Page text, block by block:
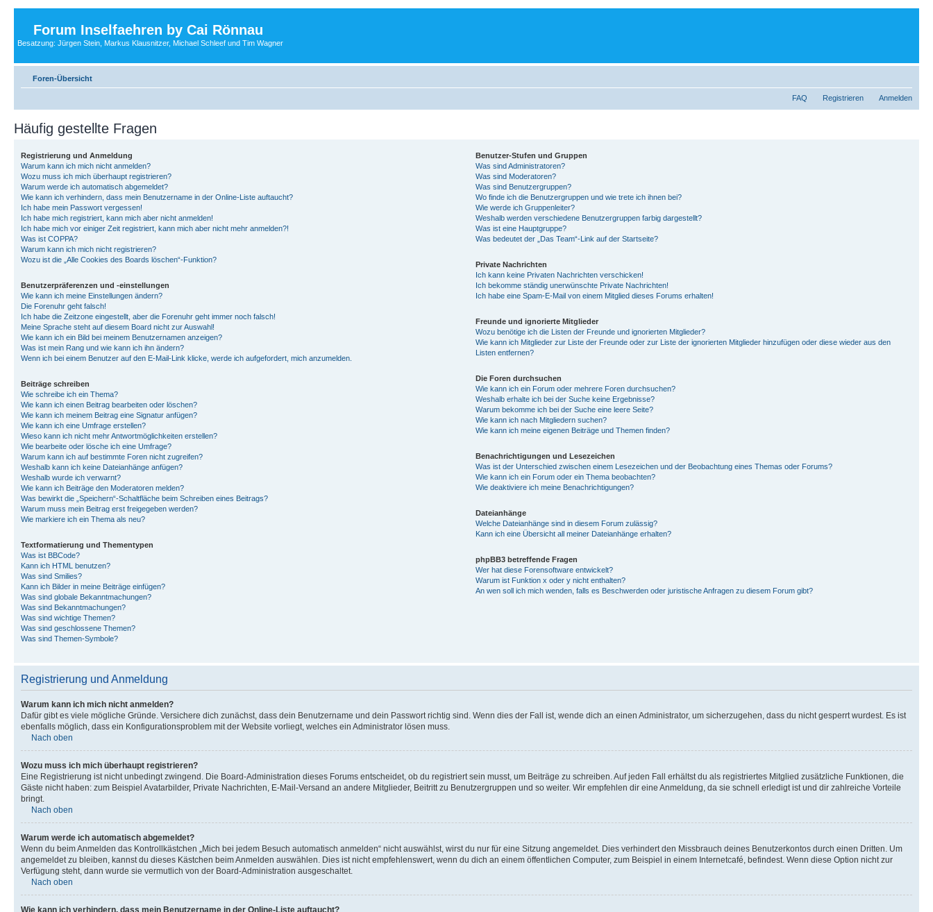
Forum Inselfaehren by Cai Rönnau
Besatzung: Jürgen Stein, Markus Klausnitzer, Michael Schleef und Tim Wagner
Foren-Übersicht
FAQ Registrieren Anmelden
Häufig gestellte Fragen
Registrierung und Anmeldung
Warum kann ich mich nicht anmelden?
Wozu muss ich mich überhaupt registrieren?
Warum werde ich automatisch abgemeldet?
Wie kann ich verhindern, dass mein Benutzername in der Online-Liste auftaucht?
Ich habe mein Passwort vergessen!
Ich habe mich registriert, kann mich aber nicht anmelden!
Ich habe mich vor einiger Zeit registriert, kann mich aber nicht mehr anmelden?!
Was ist COPPA?
Warum kann ich mich nicht registrieren?
Wozu ist die „Alle Cookies des Boards löschen“-Funktion?
Benutzerpräferenzen und -einstellungen
Wie kann ich meine Einstellungen ändern?
Die Forenuhr geht falsch!
Ich habe die Zeitzone eingestellt, aber die Forenuhr geht immer noch falsch!
Meine Sprache steht auf diesem Board nicht zur Auswahl!
Wie kann ich ein Bild bei meinem Benutzernamen anzeigen?
Was ist mein Rang und wie kann ich ihn ändern?
Wenn ich bei einem Benutzer auf den E-Mail-Link klicke, werde ich aufgefordert, mich anzumelden.
Beiträge schreiben
Wie schreibe ich ein Thema?
Wie kann ich einen Beitrag bearbeiten oder löschen?
Wie kann ich meinem Beitrag eine Signatur anfügen?
Wie kann ich eine Umfrage erstellen?
Wieso kann ich nicht mehr Antwortmöglichkeiten erstellen?
Wie bearbeite oder lösche ich eine Umfrage?
Warum kann ich auf bestimmte Foren nicht zugreifen?
Weshalb kann ich keine Dateianhänge anfügen?
Weshalb wurde ich verwarnt?
Wie kann ich Beiträge den Moderatoren melden?
Was bewirkt die „Speichern“-Schaltfläche beim Schreiben eines Beitrags?
Warum muss mein Beitrag erst freigegeben werden?
Wie markiere ich ein Thema als neu?
Textformatierung und Thementypen
Was ist BBCode?
Kann ich HTML benutzen?
Was sind Smilies?
Kann ich Bilder in meine Beiträge einfügen?
Was sind globale Bekanntmachungen?
Was sind Bekanntmachungen?
Was sind wichtige Themen?
Was sind geschlossene Themen?
Was sind Themen-Symbole?
Benutzer-Stufen und Gruppen
Was sind Administratoren?
Was sind Moderatoren?
Was sind Benutzergruppen?
Wo finde ich die Benutzergruppen und wie trete ich ihnen bei?
Wie werde ich Gruppenleiter?
Weshalb werden verschiedene Benutzergruppen farbig dargestellt?
Was ist eine Hauptgruppe?
Was bedeutet der „Das Team“-Link auf der Startseite?
Private Nachrichten
Ich kann keine Privaten Nachrichten verschicken!
Ich bekomme ständig unerwünschte Private Nachrichten!
Ich habe eine Spam-E-Mail von einem Mitglied dieses Forums erhalten!
Freunde und ignorierte Mitglieder
Wozu benötige ich die Listen der Freunde und ignorierten Mitglieder?
Wie kann ich Mitglieder zur Liste der Freunde oder zur Liste der ignorierten Mitglieder hinzufügen oder diese wieder aus den
Listen entfernen?
Die Foren durchsuchen
Wie kann ich ein Forum oder mehrere Foren durchsuchen?
Weshalb erhalte ich bei der Suche keine Ergebnisse?
Warum bekomme ich bei der Suche eine leere Seite?
Wie kann ich nach Mitgliedern suchen?
Wie kann ich meine eigenen Beiträge und Themen finden?
Benachrichtigungen und Lesezeichen
Was ist der Unterschied zwischen einem Lesezeichen und der Beobachtung eines Themas oder Forums?
Wie kann ich ein Forum oder ein Thema beobachten?
Wie deaktiviere ich meine Benachrichtigungen?
Dateianhänge
Welche Dateianhänge sind in diesem Forum zulässig?
Kann ich eine Übersicht all meiner Dateianhänge erhalten?
phpBB3 betreffende Fragen
Wer hat diese Forensoftware entwickelt?
Warum ist Funktion x oder y nicht enthalten?
An wen soll ich mich wenden, falls es Beschwerden oder juristische Anfragen zu diesem Forum gibt?
Registrierung und Anmeldung
Warum kann ich mich nicht anmelden?
Dafür gibt es viele mögliche Gründe. Versichere dich zunächst, dass dein Benutzername und dein Passwort richtig sind. Wenn dies der Fall ist, wende dich an einen Administrator, um sicherzugehen, dass du nicht gesperrt wurdest. Es ist
ebenfalls möglich, dass ein Konfigurationsproblem mit der Website vorliegt, welches ein Administrator lösen muss.
Nach oben
Wozu muss ich mich überhaupt registrieren?
Eine Registrierung ist nicht unbedingt zwingend. Die Board-Administration dieses Forums entscheidet, ob du registriert sein musst, um Beiträge zu schreiben. Auf jeden Fall erhältst du als registriertes Mitglied zusätzliche Funktionen, die
Gäste nicht haben: zum Beispiel Avatarbilder, Private Nachrichten, E-Mail-Versand an andere Mitglieder, Beitritt zu Benutzergruppen und so weiter. Wir empfehlen dir eine Anmeldung, da sie schnell erledigt ist und dir zahlreiche Vorteile
bringt.
Nach oben
Warum werde ich automatisch abgemeldet?
Wenn du beim Anmelden das Kontrollkästchen „Mich bei jedem Besuch automatisch anmelden“ nicht auswählst, wirst du nur für eine Sitzung angemeldet. Dies verhindert den Missbrauch deines Benutzerkontos durch einen Dritten. Um
angemeldet zu bleiben, kannst du dieses Kästchen beim Anmelden auswählen. Dies ist nicht empfehlenswert, wenn du dich an einem öffentlichen Computer, zum Beispiel in einem Internetcafé, befindest. Wenn diese Option nicht zur
Verfügung steht, dann wurde sie vermutlich von der Board-Administration ausgeschaltet.
Nach oben
Wie kann ich verhindern, dass mein Benutzername in der Online-Liste auftaucht?